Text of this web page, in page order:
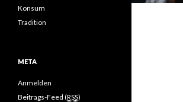
Konsum
Tradition
META
Anmelden
Beitrags-Feed (RSS)